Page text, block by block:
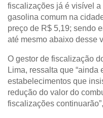
fiscalizações já é visível
gasolina comum na
preço de R$ 5,19; sendo
até mesmo abaixo desse
O gestor de fiscalização
Lima, ressalta que
estabelecimentos que
redução do valor do
fiscalizações